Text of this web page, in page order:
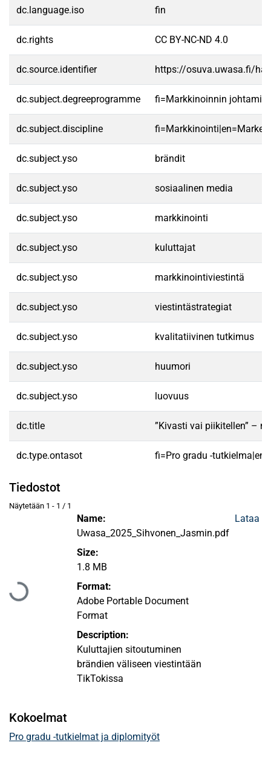
dc.language.iso fin
dc.rights CC BY-NC-ND 4.0
dc.source.identifier https://osuva.uwasa.fi/
dc.subject.degreeprogramme fi=Markkinoinnin
dc.subject.discipline
dc.subject.yso brändit
dc.subject.yso sosiaalinen media
dc.subject.yso markkinointi
dc.subject.yso kuluttajat
dc.subject.yso markkinointiviestintä
dc.subject.yso viestintästrategiat
dc.subject.yso kvalitatiivinen tutkimus
dc.subject.yso huumori
dc.subject.yso luovuus
dc.title ”Kivasti vai piikitellen” –
dc.type.ontasot fi=Pro gradu -
Tiedostot
Näytetään 1 - 1 / 1
Ladataan...
Name:
Uwasa_2025_Sihvonen_Jasmin.pdf
Size:
1.8 MB
Format:
Adobe Portable Document
Format
Description:
Kuluttajien sitoutuminen
brändien väliseen viestintään
TikTokissa
Lataa
Kokoelmat
Pro gradu -tutkielmat ja diplomityöt